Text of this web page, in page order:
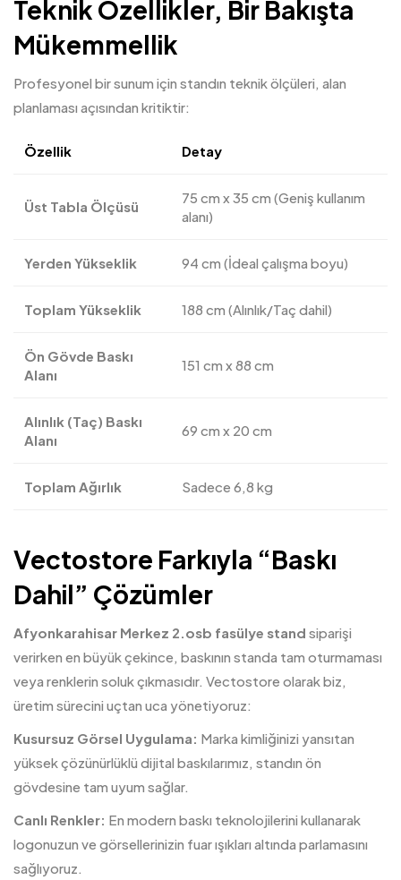
Teknik Özellikler, Bir Bakışta
Mükemmellik
Profesyonel bir sunum için standın teknik ölçüleri, alan
planlaması açısından kritiktir:
Özellik Detay
Üst Tabla Ölçüsü
75 cm x 35 cm (Geniş kullanım
alanı)
Yerden Yükseklik 94 cm (İdeal çalışma boyu)
Toplam Yükseklik 188 cm (Alınlık/Taç dahil)
Ön Gövde Baskı
Alanı
151 cm x 88 cm
Alınlık (Taç) Baskı
Alanı
69 cm x 20 cm
Toplam Ağırlık Sadece 6,8 kg
Vectostore Farkıyla “Baskı
Dahil” Çözümler
Afyonkarahisar Merkez 2.osb fasülye stand siparişi
verirken en büyük çekince, baskının standa tam oturmaması
veya renklerin soluk çıkmasıdır. Vectostore olarak biz,
üretim sürecini uçtan uca yönetiyoruz:
Kusursuz Görsel Uygulama: Marka kimliğinizi yansıtan
yüksek çözünürlüklü dijital baskılarımız, standın ön
gövdesine tam uyum sağlar.
Canlı Renkler: En modern baskı teknolojilerini kullanarak
logonuzun ve görsellerinizin fuar ışıkları altında parlamasını
sağlıyoruz.